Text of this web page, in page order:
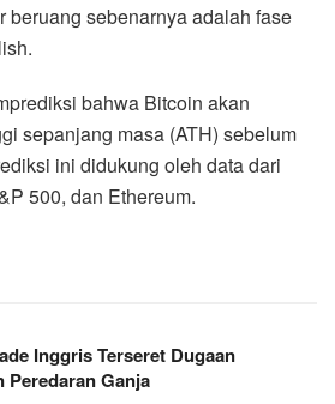
beruang sebenarnya adalah fase
bahwa Bitcoin akan
sepanjang masa (ATH) sebelum
ini didukung oleh data dari
500, dan Ethereum.
Inggris Terseret Dugaan
Peredaran Ganja